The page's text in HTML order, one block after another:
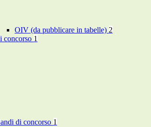
OIV (da pubblicare in tabelle) 2
concorso 1
di concorso 1